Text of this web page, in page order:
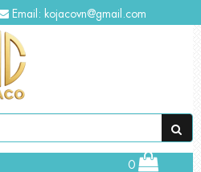
Email: kojacovn@gmail.com
0